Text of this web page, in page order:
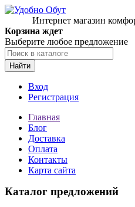
Интернет магазин
Корзина ждет
Выберите любое предложение
Найти
Вход
Регистрация
Главная
Блог
Доставка
Оплата
Контакты
Карта сайта
Каталог предложений